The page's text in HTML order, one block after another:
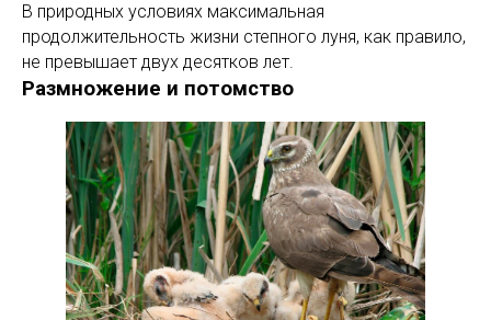
В природных условиях максимальная
продолжительность жизни степного луня, как правило,
не превышает двух десятков лет.
Размножение и потомство